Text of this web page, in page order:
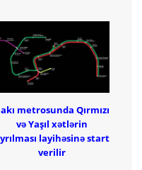
metrosunda Qırmızı
və Yaşıl xətlərin
layihəsinə start
verilir